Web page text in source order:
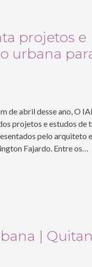
projetos e
urbana
de abril desse ano, O
projetos e estudos de
pelo arquiteto
Fajardo. Entre os…
|